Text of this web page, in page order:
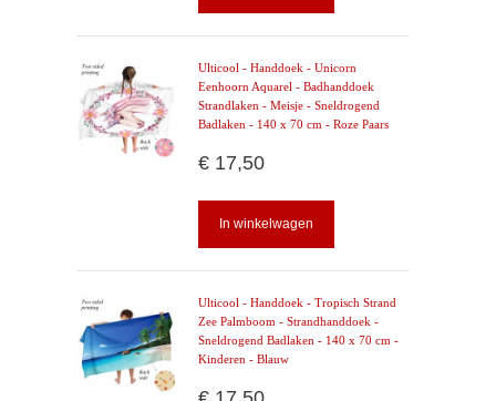
Ulticool - Handdoek - Unicorn
Eenhoorn Aquarel - Badhanddoek
Strandlaken - Meisje - Sneldrogend
Badlaken - 140 x 70 cm - Roze Paars
€ 17,50
In winkelwagen
Ulticool - Handdoek - Tropisch Strand
Zee Palmboom - Strandhanddoek -
Sneldrogend Badlaken - 140 x 70 cm -
Kinderen - Blauw